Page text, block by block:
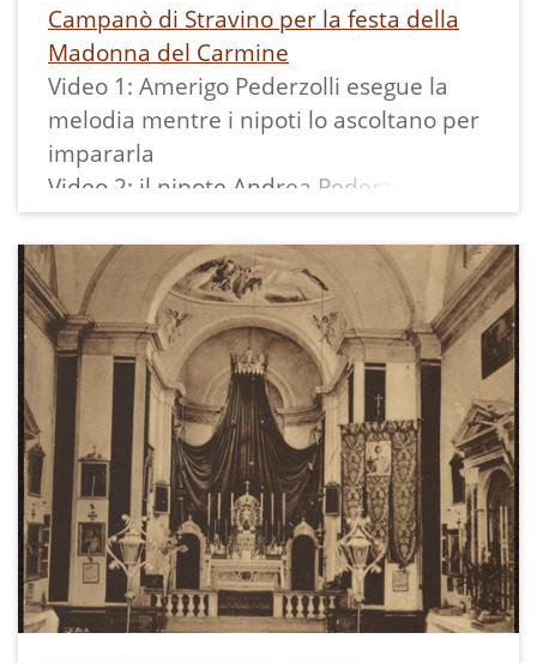
Ed era commovente vedere il burbero
Don Tecchioli, con il suo aspetto da
Anthony Quinn, camminare
nervosamente davanti a casa sua ogni
Solo molto più tardi, diversi anni dopo la
sua morte, una prozia mi rivelò il segreto
di Don Tecchioli. Era figlio illegittimo di
un borghese altoatesino che aveva
abbandonato lui e la sua semplice
madre contadina fin dall'inizio. Ne aveva
sofferto per tutta l'infanzia e la
giovinezza. E la sua vocazione nasceva
dal suo stesso isolamento...
YVONNE SOMADOSSI
Campanò di Stravino per la festa della
Madonna del Carmine
Video 1: Amerigo Pederzolli esegue la
melodia mentre i nipoti lo ascoltano per
impararla
Video 2: il nipote Andrea Pederzolli
esegue la melodia completa. La melodia
è fissata, ma è dato spazio anche a
improvvisazioni sul tema.
Il campanò viene suonato alla vigilia
della festa, nel pomeriggio, verso le
13.30 e i suonatori si scambiano tra loro
con brevi pause fino alle 14.30.
Una volta la tastiera era in fondo al
campanile e venivano agganciate lunghe
corde che tiravano le campane (non il
batacchio); sono ancora visibili infatti
nella tromba delle scale del campanile i